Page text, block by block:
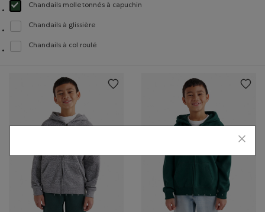
Chandails molletonnés à capuchin
Choisir Classé selon Modèle : Chandails molletonnés à capuchin(Hoodie)
Chandails à glissière
Classer selon Modèle : Chandails à glissière(Full Zip)
Chandails à col roulé
Classer selon Modèle : Chandails à col roulé(Turtleneck)